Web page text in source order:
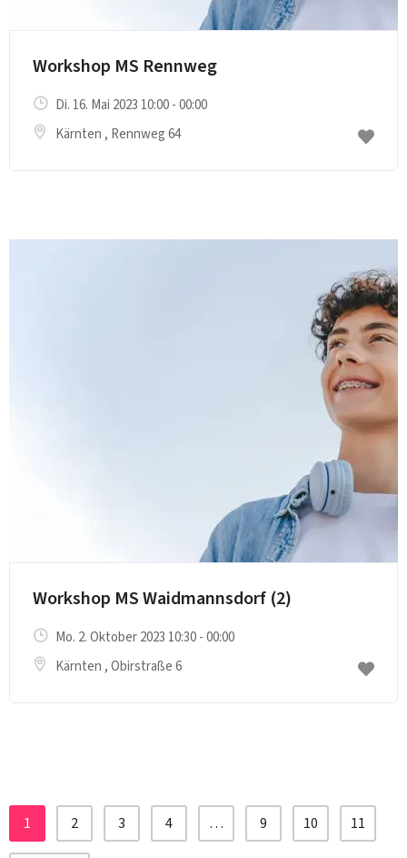
Workshop MS Rennweg
Di. 16. Mai 2023 10:00 - 00:00
Kärnten , Rennweg 64
Workshop MS Waidmannsdorf (2)
Mo. 2. Oktober 2023 10:30 - 00:00
Kärnten , Obirstraße 6
1 2 3 4 … 9 10 11